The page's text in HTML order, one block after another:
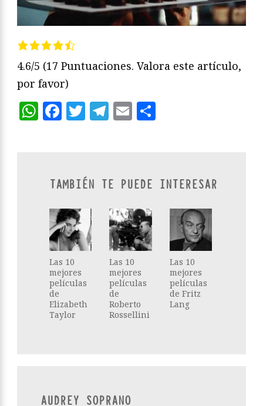
4.6/5 (17 Puntuaciones. Valora este artículo,
por favor)
WhatsApp
Facebook
Twitter
Telegram
Email
TAMBIÉN TE PUEDE INTERESAR
Las 10
mejores
películas
de
Elizabeth
Taylor
Las 10
mejores
películas
de
Roberto
Rossellini
Las 10
mejores
películas
de Fritz
Lang
AUDREY SOPRANO